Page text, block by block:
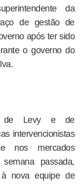
da
de gestão de
após ter sido
o governo do
de Levy e de
intervencionistas
nos mercados
passada,
nova equipe de